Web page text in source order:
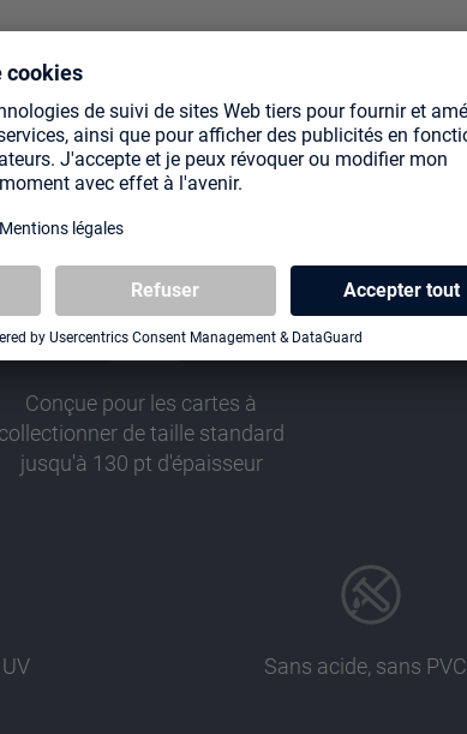
Conçue pour les cartes à
collectionner de taille standard
jusqu'à 130 pt d'épaisseur
Sans acide, sans PVC